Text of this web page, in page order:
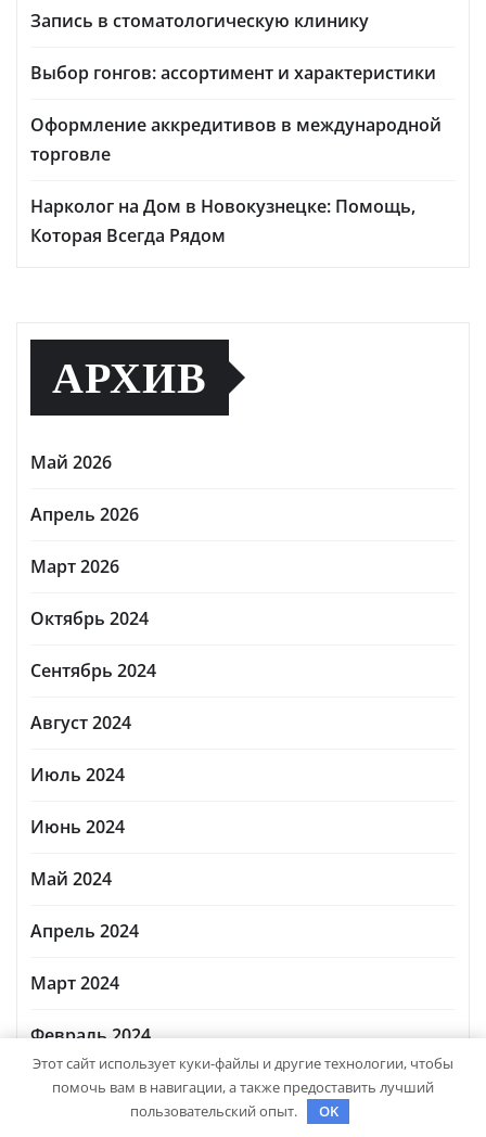
Запись в стоматологическую клинику
Выбор гонгов: ассортимент и характеристики
Оформление аккредитивов в международной
торговле
Нарколог на Дом в Новокузнецке: Помощь,
Которая Всегда Рядом
АРХИВ
Май 2026
Апрель 2026
Март 2026
Октябрь 2024
Сентябрь 2024
Август 2024
Июль 2024
Июнь 2024
Май 2024
Апрель 2024
Март 2024
Февраль 2024
Январь 2024
Этот сайт использует куки-файлы и другие технологии, чтобы
помочь вам в навигации, а также предоставить лучший
пользовательский опыт.
OK